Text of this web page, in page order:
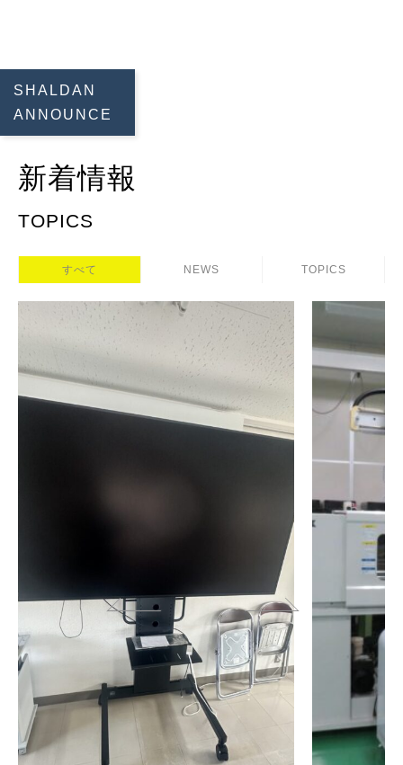
SHALDAN
ANNOUNCE
新着情報
TOPICS
すべて NEWS TOPICS